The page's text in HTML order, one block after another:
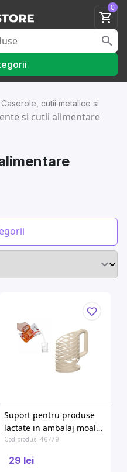
0
Caserole, cutii metalice si
si cutii alimentare
Suport pentru produse
lactate in ambalaj moale
1l Phibo, 14.1X8X15.8 cm,
Cod produs: 46779
29 lei